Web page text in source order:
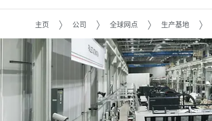
主页 公司 全球网点 生产基地